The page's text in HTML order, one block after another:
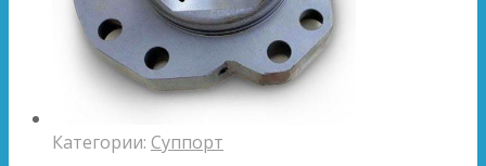
Категории: Суппорт